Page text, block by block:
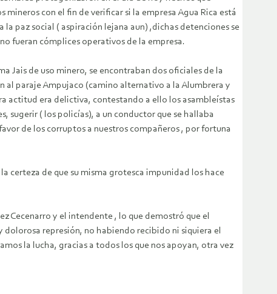
con el fin de verificar si la empresa Agua Rica está
paz social ( aspiración lejana aun) ,dichas detenciones se
fueran cómplices operativos de la empresa.
Jais de uso minero, se encontraban dos oficiales de la
al paraje Ampujaco (camino alternativo a la Alumbrera y
actitud era delictiva, contestando a ello los asambleístas
sugerir ( los policías), a un conductor que se hallaba
de los corruptos a nuestros compañeros , por fortuna
certeza de que su misma grotesca impunidad los hace
Cecenarro y el intendente , lo que demostró que el
represión, no habiendo recibido ni siquiera el
la lucha, gracias a todos los que nos apoyan, otra vez